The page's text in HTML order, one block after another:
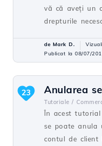
vă că aveți un
drepturile
de Mark D.
Publicat la 08/07/
Anularea
Tutoriale /
În acest
se poate anula
contul de client
23